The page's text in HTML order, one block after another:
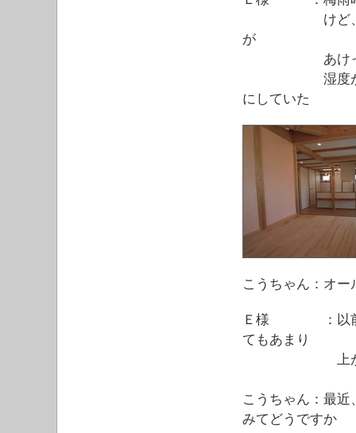
けど、ＬＤＫ
が
あけっぱな
湿度が高い時
にしていた
こうちゃん：オ
Ｅ様 ：以前は
てもあまり
上がって
こうちゃん：最
みてどうですか